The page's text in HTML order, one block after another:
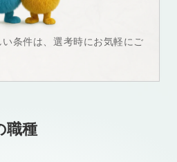
条件は、選考時にお気軽にご
職種